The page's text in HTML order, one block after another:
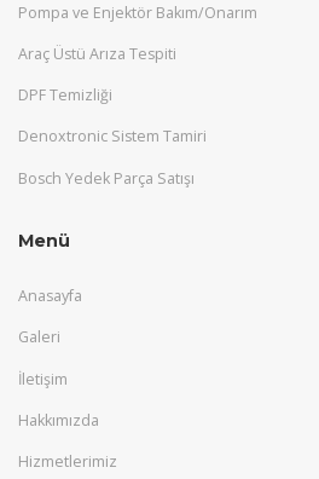
Pompa ve Enjektör Bakım/Onarım
Araç Üstü Arıza Tespiti
DPF Temizliği
Denoxtronic Sistem Tamiri
Bosch Yedek Parça Satışı
Menü
Anasayfa
Galeri
İletişim
Hakkımızda
Hizmetlerimiz